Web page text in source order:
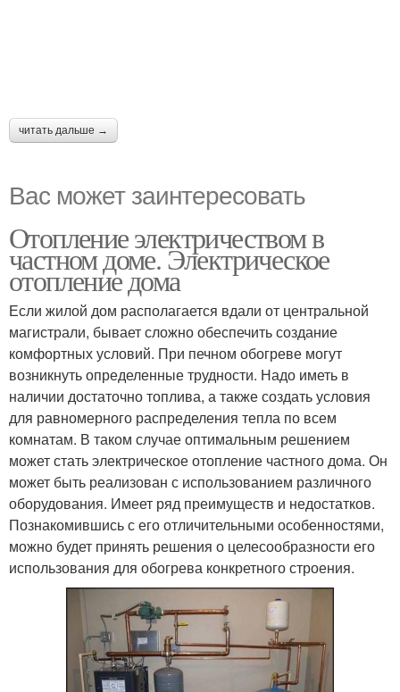
читать дальше →
Вас может заинтересовать
Отопление электричеством в
частном доме. Электрическое
отопление дома
Если жилой дом располагается вдали от центральной
магистрали, бывает сложно обеспечить создание
комфортных условий. При печном обогреве могут
возникнуть определенные трудности. Надо иметь в
наличии достаточно топлива, а также создать условия
для равномерного распределения тепла по всем
комнатам. В таком случае оптимальным решением
может стать электрическое отопление частного дома. Он
может быть реализован с использованием различного
оборудования. Имеет ряд преимуществ и недостатков.
Познакомившись с его отличительными особенностями,
можно будет принять решения о целесообразности его
использования для обогрева конкретного строения.